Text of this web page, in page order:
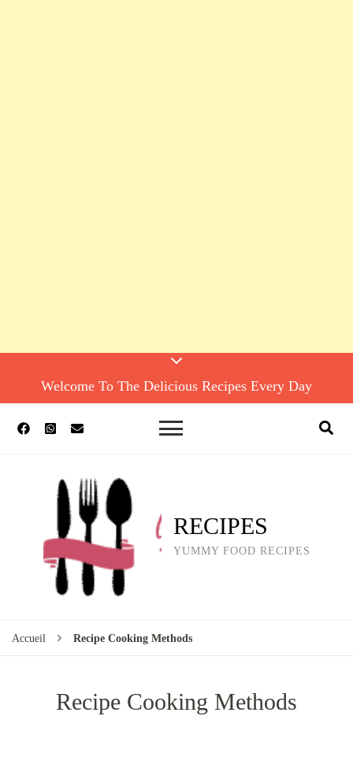
Welcome To The Delicious Recipes Every Day
RECIPES
YUMMY FOOD RECIPES
Accueil Recipe Cooking Methods
Recipe Cooking Methods